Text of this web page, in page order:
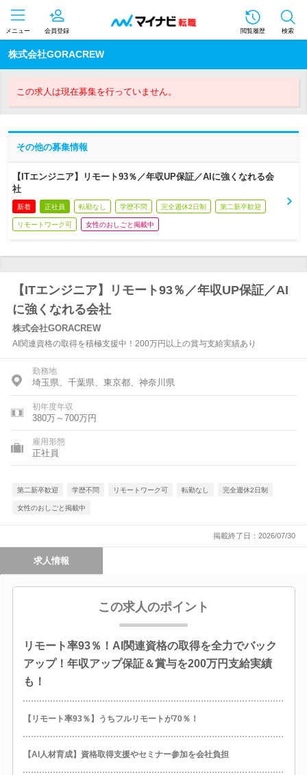
メニュー 会員登録 閲覧履歴 検索
株式会社GORACREW
この求人は現在募集を行っていません。
その他の募集情報
【ITエンジニア】リモート93％／年収UP保証／AIに強くなれる会
社
新着 正社員 転勤なし 学歴不問 完全週休2日制 第二新卒歓迎
リモートワーク可 女性のおしごと掲載中
【ITエンジニア】リモート93％／年収UP保証／AI
に強くなれる会社
株式会社GORACREW
AI関連資格の取得を積極支援中！200万円以上の賞与支給実績あり
勤務地
埼玉県、千葉県、東京都、神奈川県
初年度年収
380万～700万円
雇用形態
正社員
第二新卒歓迎 学歴不問 リモートワーク可 転勤なし 完全週休2日制
女性のおしごと掲載中
掲載終了日：2026/07/30
求人情報
この求人のポイント
リモート率93％！AI関連資格の取得を全力でバック
アップ！年収アップ保証＆賞与を200万円支給実績
も！
【リモート率93％】うちフルリモートが70％！
【AI人材育成】資格取得支援やセミナー参加を会社負担